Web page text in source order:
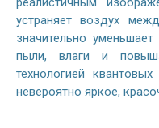
устраняет воздух
значительно
пыли, влаги и
технологией
невероятно яркое,